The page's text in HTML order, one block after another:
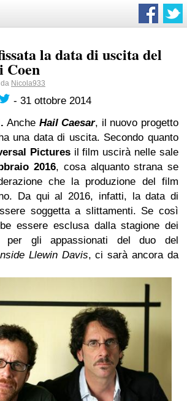
la data di uscita del
Coen
Nicola933
- 31 ottobre 2014
Anche Hail Caesar, il nuovo progetto
una data di uscita. Secondo quanto
Picturesil film uscirà nelle sale
2016, cosa alquanto strana se
che la produzione del film
Da qui al 2016, infatti, la data di
soggetta a slittamenti. Se così
essere esclusa dalla stagione dei
per gli appassionati del duo del
Llewin Davis, ci sarà ancora da